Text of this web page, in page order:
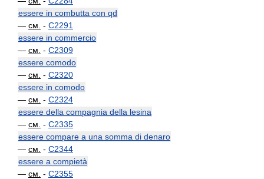
essere in combutta con qd
— см. - C2291
essere in commercio
— см. - C2309
essere comodo
— см. - C2320
essere in comodo
— см. - C2324
essere della compagnia della lesina
— см. - C2335
essere compare a una somma di denaro
— см. - C2344
essere a compietà
— см. - C2355